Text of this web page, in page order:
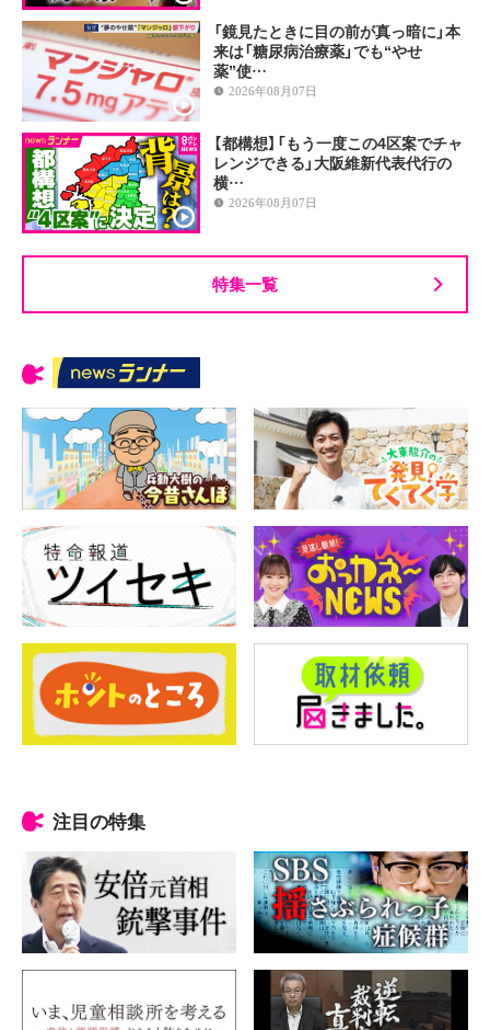
「鏡見たときに目の前が真っ暗に」本
来は「糖尿病治療薬」でも“やせ
薬”使…
2026年08月07日
【都構想】「もう一度この4区案でチャ
レンジできる」大阪維新代表代行の
横…
2026年08月07日
特集一覧
注目の特集